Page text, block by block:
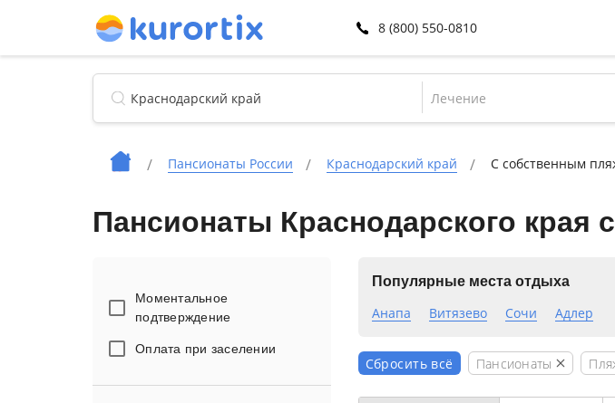
8 (800) 550-0810
Лечение
Пансионаты России Краснодарский край С собственным
Пансионаты Краснодарского края
Моментальное
подтверждение
Оплата при заселении
Популярные места отдыха
Анапа Витязево Сочи Адлер
Сбросить всё Пансионаты